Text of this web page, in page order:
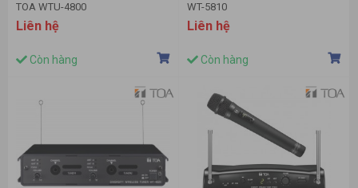
TOA WTU-4800
Liên hệ
Còn hàng
WT-5810
Liên hệ
Còn hàng